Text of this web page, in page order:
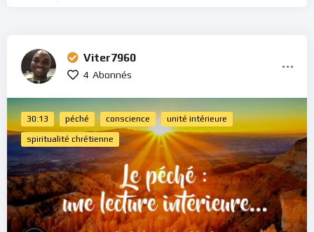
Viter7960
4 Abonnés
30:13 péché conscience unité intérieure
spiritualité chrétienne